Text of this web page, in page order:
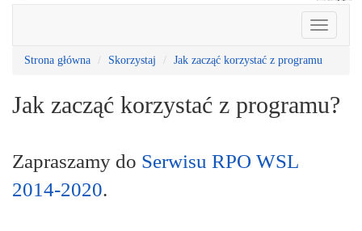
Strona główna Skorzystaj Jak zacząć korzystać z programu
Jak zacząć korzystać z programu?
Zapraszamy do Serwisu RPO WSL
2014-2020.